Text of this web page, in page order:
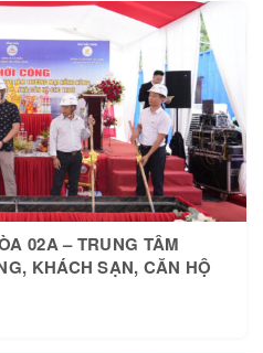
02A – TRUNG TÂM
KHÁCH SẠN, CĂN HỘ